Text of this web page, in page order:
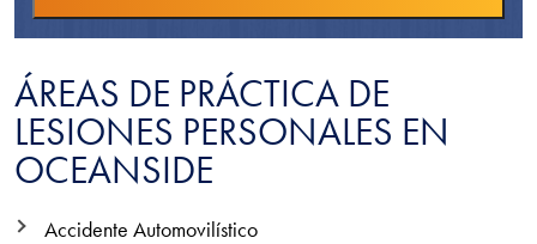
ÁREAS DE PRÁCTICA DE
LESIONES PERSONALES EN
OCEANSIDE
Accidente Automovilístico